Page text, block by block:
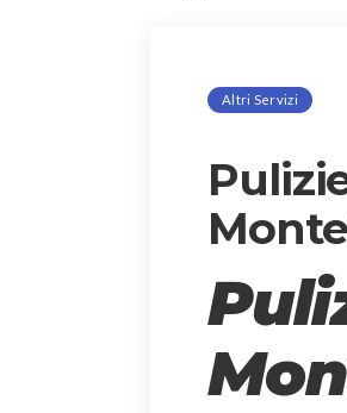
Altri Servizi